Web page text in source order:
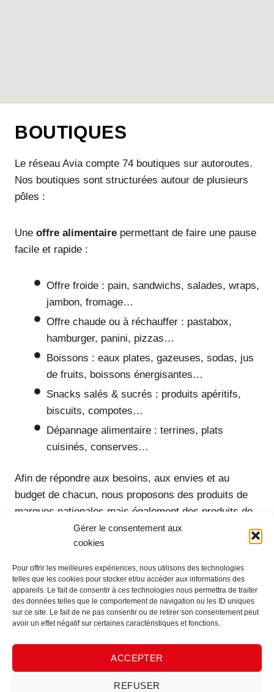
Gérer le consentement aux
cookies
Pour offrir les meilleures expériences, nous utilisons des technologies
telles que les cookies pour stocker et/ou accéder aux informations des
appareils. Le fait de consentir à ces technologies nous permettra de traiter
des données telles que le comportement de navigation ou les ID uniques
sur ce site. Le fait de ne pas consentir ou de retirer son consentement peut
avoir un effet négatif sur certaines caractéristiques et fonctions.
ACCEPTER
REFUSER
BOUTIQUES
Le réseau Avia compte 74 boutiques sur autoroutes.
Nos boutiques sont structurées autour de plusieurs
pôles :
Une offre alimentaire permettant de faire une pause
facile et rapide :
Offre froide : pain, sandwichs, salades, wraps,
jambon, fromage…
Offre chaude ou à réchauffer : pastabox,
hamburger, panini, pizzas…
Boissons : eaux plates, gazeuses, sodas, jus
de fruits, boissons énergisantes…
Snacks salés & sucrés : produits apéritifs,
biscuits, compotes…
Dépannage alimentaire : terrines, plats
cuisinés, conserves…
Afin de répondre aux besoins, aux envies et au
budget de chacun, nous proposons des produits de
marques nationales mais également des produits de
marques distributeurs et aussi des produits de
marques engagées (produits sains, BIO, sans
Uneoffre de produits locaux/régionaux: faire
rayonner l’excellence de nos territoires d’implantation
et créer plus de liens avec les acteurs locaux, c’est
aussi un objectif de nos boutiques sur autoroutes.
offre non alimentaire